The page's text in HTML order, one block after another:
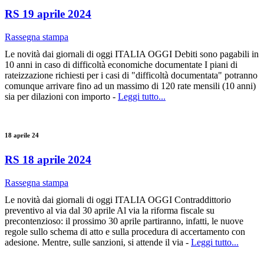
RS 19 aprile 2024
Rassegna stampa
Le novità dai giornali di oggi ITALIA OGGI Debiti sono pagabili in
10 anni in caso di difficoltà economiche documentate I piani di
rateizzazione richiesti per i casi di "difficoltà documentata" potranno
comunque arrivare fino ad un massimo di 120 rate mensili (10 anni)
sia per dilazioni con importo - Leggi tutto...
18 aprile 24
RS 18 aprile 2024
Rassegna stampa
Le novità dai giornali di oggi ITALIA OGGI Contraddittorio
preventivo al via dal 30 aprile Al via la riforma fiscale su
precontenzioso: il prossimo 30 aprile partiranno, infatti, le nuove
regole sullo schema di atto e sulla procedura di accertamento con
adesione. Mentre, sulle sanzioni, si attende il via - Leggi tutto...